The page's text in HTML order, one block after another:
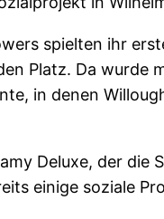
spielten ihr
Platz. Da wurde
in denen
Deluxe, der die
einige soziale